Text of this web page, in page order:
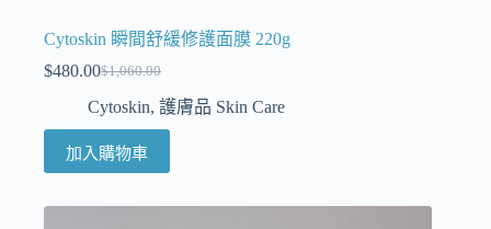
Cytoskin 瞬間舒緩修護面膜 220g
$1,060.00
$480.00
Cytoskin, 護膚品 Skin Care
加入購物車